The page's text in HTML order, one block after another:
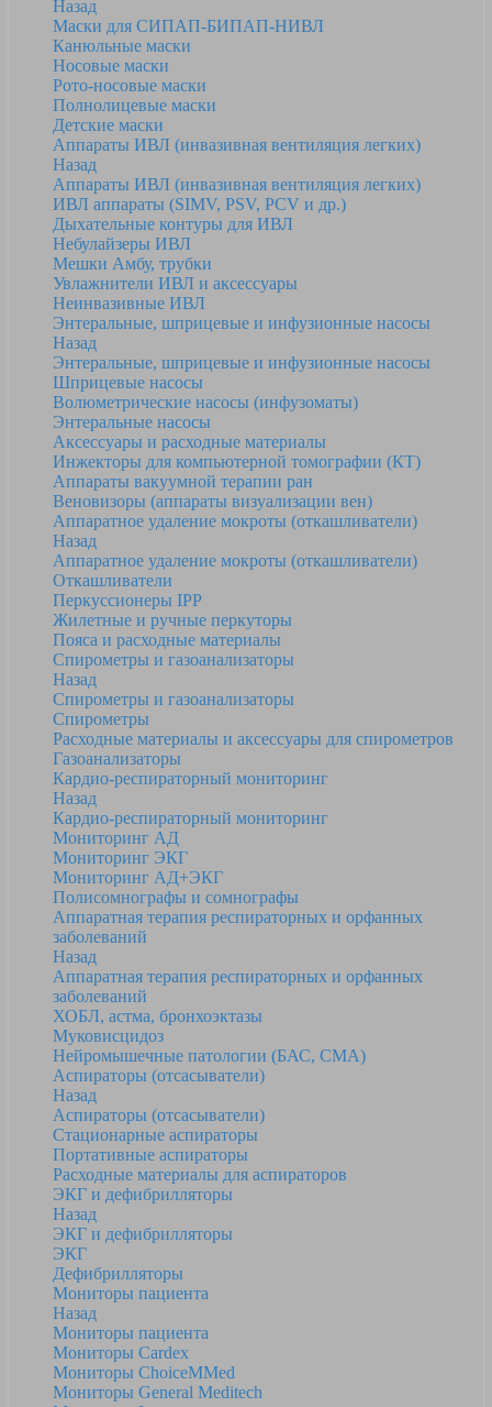
Назад
Маски для СИПАП-БИПАП-НИВЛ
Канюльные маски
Носовые маски
Рото-носовые маски
Полнолицевые маски
Детские маски
Аппараты ИВЛ (инвазивная вентиляция легких)
Назад
Аппараты ИВЛ (инвазивная вентиляция легких)
ИВЛ аппараты (SIMV, PSV, PCV и др.)
Дыхательные контуры для ИВЛ
Небулайзеры ИВЛ
Мешки Амбу, трубки
Увлажнители ИВЛ и аксессуары
Неинвазивные ИВЛ
Энтеральные, шприцевые и инфузионные насосы
Назад
Энтеральные, шприцевые и инфузионные насосы
Шприцевые насосы
Волюметрические насосы (инфузоматы)
Энтеральные насосы
Аксессуары и расходные материалы
Инжекторы для компьютерной томографии (КТ)
Аппараты вакуумной терапии ран
Веновизоры (аппараты визуализации вен)
Аппаратное удаление мокроты (откашливатели)
Назад
Аппаратное удаление мокроты (откашливатели)
Откашливатели
Перкуссионеры IPP
Жилетные и ручные перкуторы
Пояса и расходные материалы
Спирометры и газоанализаторы
Назад
Спирометры и газоанализаторы
Спирометры
Расходные материалы и аксессуары для спирометров
Газоанализаторы
Кардио-респираторный мониторинг
Назад
Кардио-респираторный мониторинг
Мониторинг АД
Мониторинг ЭКГ
Мониторинг АД+ЭКГ
Полисомнографы и сомнографы
Аппаратная терапия респираторных и орфанных
заболеваний
Назад
Аппаратная терапия респираторных и орфанных
заболеваний
ХОБЛ, астма, бронхоэктазы
Муковисцидоз
Нейромышечные патологии (БАС, СМА)
Аспираторы (отсасыватели)
Назад
Аспираторы (отсасыватели)
Стационарные аспираторы
Портативные аспираторы
Расходные материалы для аспираторов
ЭКГ и дефибрилляторы
Назад
ЭКГ и дефибрилляторы
ЭКГ
Дефибрилляторы
Мониторы пациента
Назад
Мониторы пациента
Мониторы Cardex
Мониторы ChoiceMMed
Мониторы General Meditech